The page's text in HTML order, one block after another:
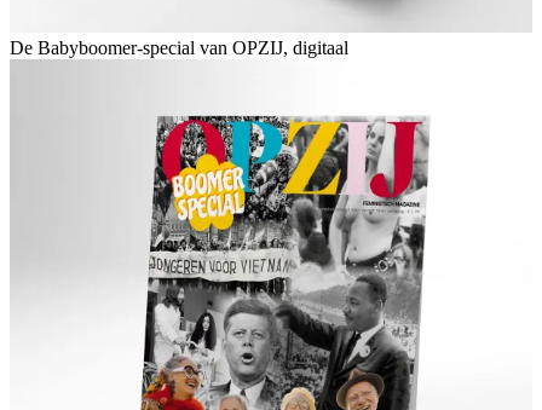
De Babyboomer-special van OPZIJ, digitaal